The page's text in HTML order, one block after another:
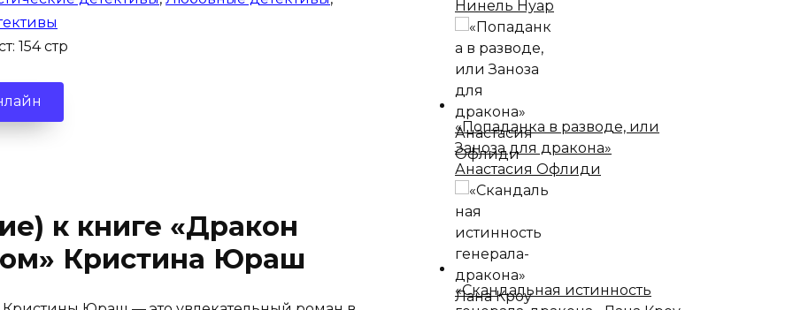
154 стр
к книге «Дракон
Кристина Юраш
Нинель Нуар
«Попаданка в разводе, или
Заноза для дракона»
Анастасия Офлиди
«Скандальная истинность